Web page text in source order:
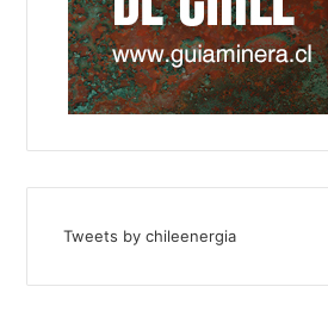
Tweets by chileenergia